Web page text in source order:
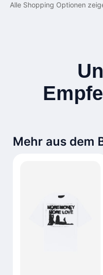
Alle Shopping Optionen
Mehr aus dem